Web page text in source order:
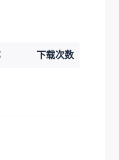
下载次数